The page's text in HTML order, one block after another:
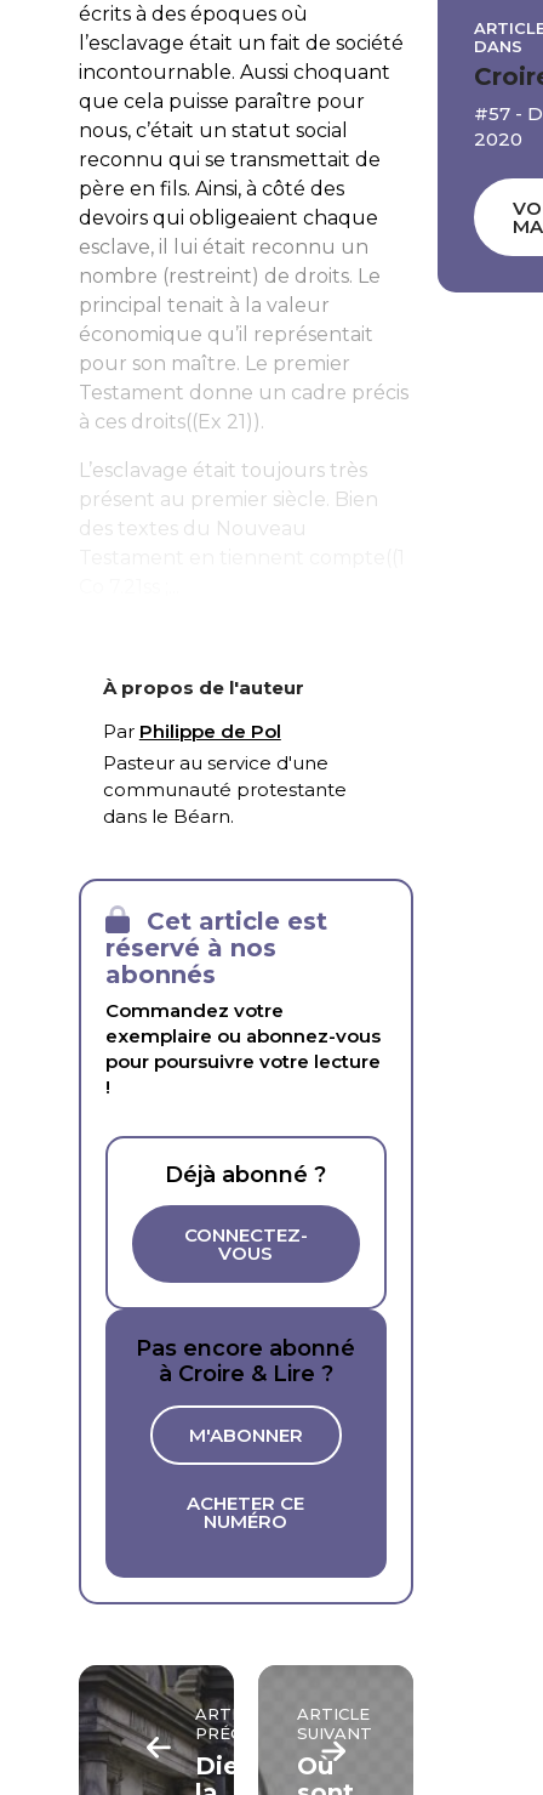
écrits à des époques où
l’esclavage était un fait de société
incontournable. Aussi choquant
que cela puisse paraître pour
nous, c’était un statut social
reconnu qui se transmettait de
père en fils. Ainsi, à côté des
devoirs qui obligeaient chaque
esclave, il lui était reconnu un
nombre (restreint) de droits. Le
principal tenait à la valeur
économique qu’il représentait
pour son maître. Le premier
Testament donne un cadre précis
à ces droits((Ex 21)).
L’esclavage était toujours très
présent au premier siècle. Bien
des textes du Nouveau
À propos de l'auteur
Par Philippe de Pol
Pasteur au service d'une
communauté protestante
dans le Béarn.
Cet article est
réservé à nos
abonnés
Commandez votre
exemplaire ou abonnez-vous
pour poursuivre votre lecture
!
Déjà abonné ?
CONNECTEZ-
VOUS
Pas encore abonné
à Croire & Lire ?
M'ABONNER
ACHETER CE
NUMÉRO
ARTICLE
PRÉCÉDENT
Dieu,
ARTICLE
SUIVANT
Où
DANS
#57 -
2020